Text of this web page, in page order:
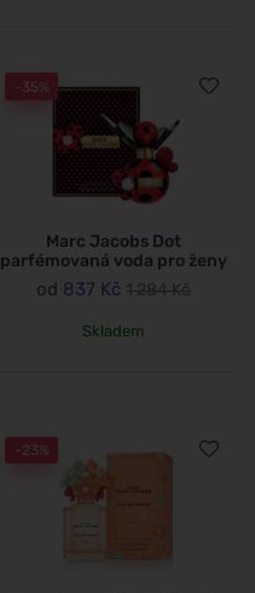
-35%
Marc Jacobs Dot
parfémovaná voda pro ženy
od 837 Kč 1 284 Kč
Skladem
-23%